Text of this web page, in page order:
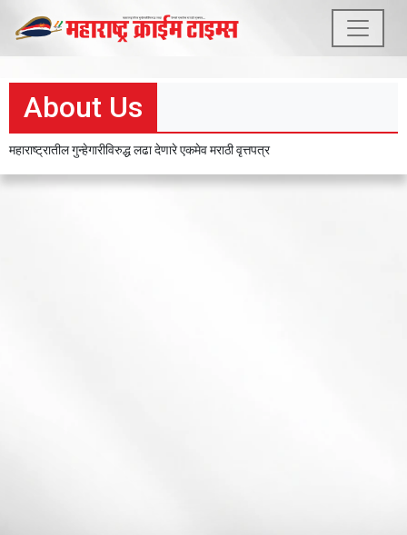
About Us
महाराष्ट्रातील गुन्हेगारीविरुद्ध लढा देणारे एकमेव मराठी वृत्तपत्र